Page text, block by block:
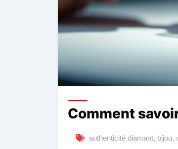
Comment
authenticité diamant, bijou,